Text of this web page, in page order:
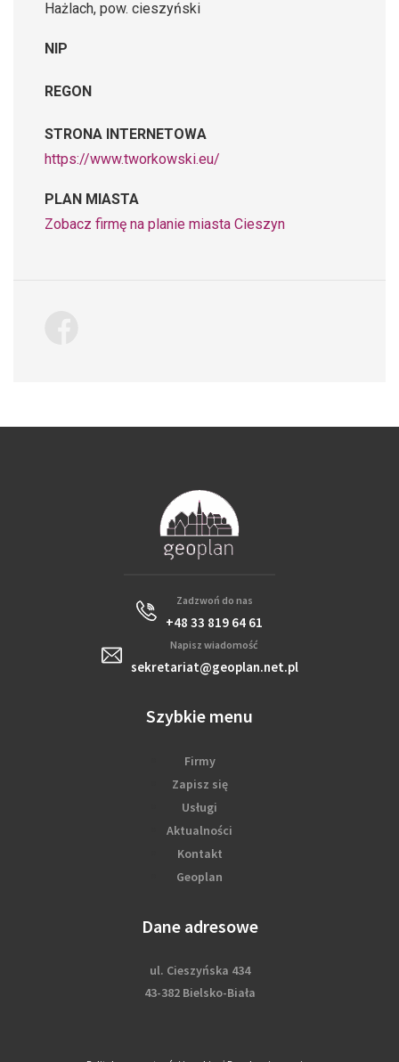
Hażlach, pow. cieszyński
NIP
REGON
STRONA INTERNETOWA
https://www.tworkowski.eu/
PLAN MIASTA
Zobacz firmę na planie miasta Cieszyn
Zadzwoń do nas
+48 33 819 64 61
Napisz wiadomość
sekretariat@geoplan.net.pl
Szybkie menu
Firmy
Zapisz się
Usługi
Aktualności
Kontakt
Geoplan
Dane adresowe
ul. Cieszyńska 434
43-382 Bielsko-Biała